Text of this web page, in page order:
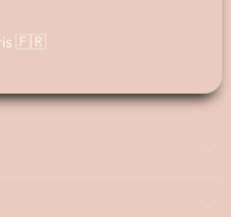
🇫🇷